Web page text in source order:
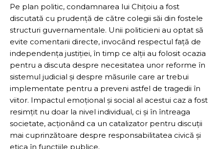
Pe plan politic, condamnarea lui Chițoiu a fost
discutată cu prudență de către colegii săi din fostele
structuri guvernamentale. Unii politicieni au optat să
evite comentarii directe, invocând respectul față de
independența justiției, în timp ce alții au folosit ocazia
pentru a discuta despre necesitatea unor reforme în
sistemul judicial și despre măsurile care ar trebui
implementate pentru a preveni astfel de tragedii în
viitor. Impactul emoțional și social al acestui caz a fost
resimțit nu doar la nivel individual, ci și în întreaga
societate, acționând ca un catalizator pentru discuții
mai cuprinzătoare despre responsabilitatea civică și
etica în funcțiile publice.